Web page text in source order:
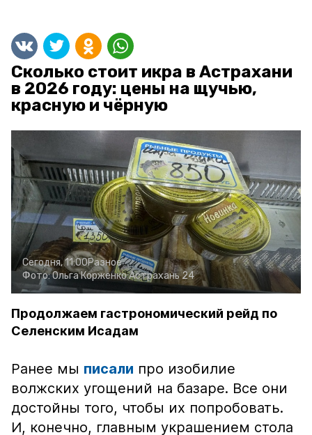
Сколько стоит икра в Астрахани
в 2026 году: цены на щучью,
красную и чёрную
Сегодня, 11:00Разное
Фото:Ольга КорженкоАстрахань 24
Продолжаем гастрономический рейд по
Селенским Исадам
Ранее мы писали про изобилие
волжских угощений на базаре. Все они
достойны того, чтобы их попробовать.
И, конечно, главным украшением стола